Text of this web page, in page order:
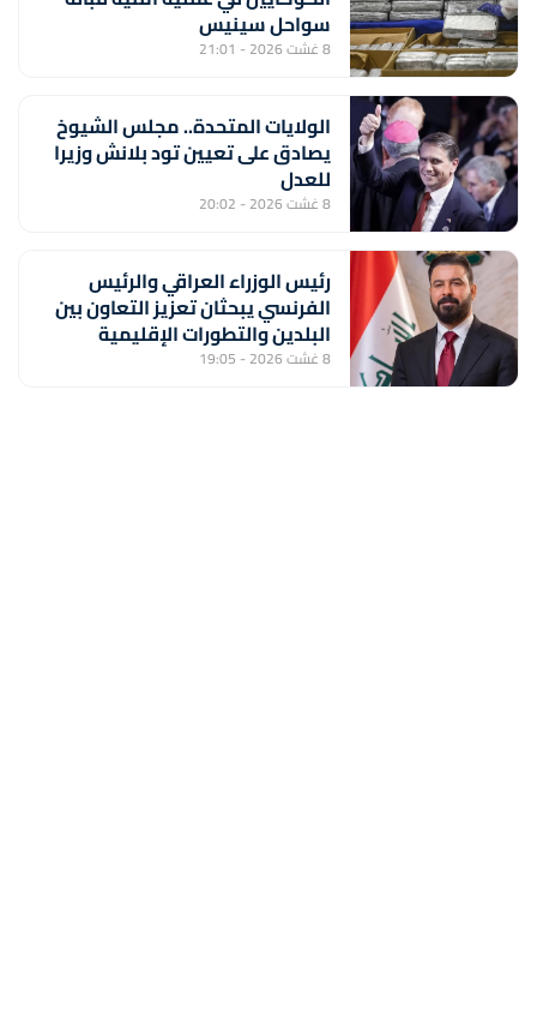
سواحل سينيس
8 غشت 2026 - 21:01
الولايات المتحدة.. مجلس الشيوخ
يصادق على تعيين تود بلانش وزيرا
للعدل
8 غشت 2026 - 20:02
رئيس الوزراء العراقي والرئيس
الفرنسي يبحثان تعزيز التعاون بين
البلدين والتطورات الإقليمية
8 غشت 2026 - 19:05